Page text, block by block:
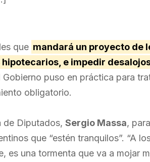
que mandará un proyecto de
e impedir
puso en práctica para
obligatorio.
de Diputados, Sergio Massa,
que “estén tranquilos”. “A
es una tormenta que va a mojar